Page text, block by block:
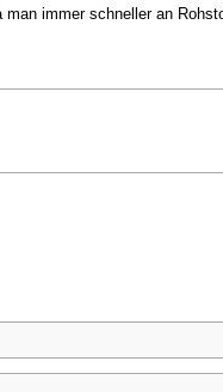
immer schneller an